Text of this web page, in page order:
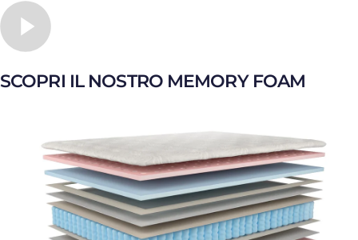
SCOPRI IL NOSTRO MEMORY FOAM